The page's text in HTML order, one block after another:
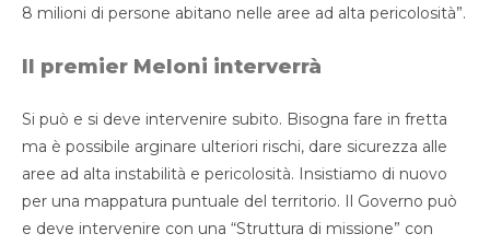
8 milioni di persone abitano nelle aree ad alta pericolosità”.
Il premier Meloni interverrà
Si può e si deve intervenire subito. Bisogna fare in fretta
ma è possibile arginare ulteriori rischi, dare sicurezza alle
aree ad alta instabilità e pericolosità. Insistiamo di nuovo
per una mappatura puntuale del territorio. Il Governo può
e deve intervenire con una “Struttura di missione” con